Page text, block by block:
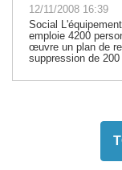
12/11/2008 16:39
Social
emploie 4200
œuvre un plan de
suppression de